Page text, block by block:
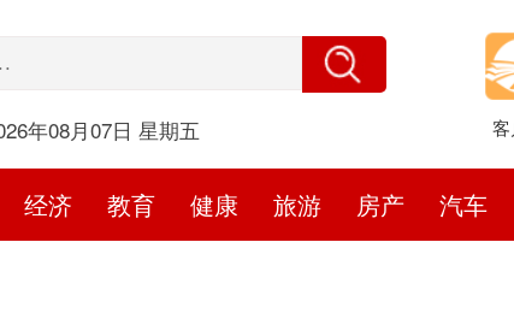
年08月07日 星期五
经济 教育 健康 旅游 房产 汽车